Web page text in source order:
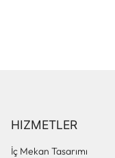
HIZMETLER
İç Mekan Tasarımı